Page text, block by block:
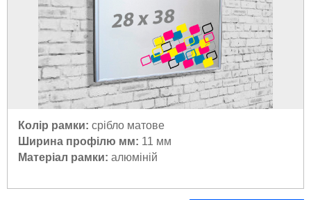
Колір рамки: срібло матове
Ширина профілю мм: 11 мм
Матеріал рамки: алюміній